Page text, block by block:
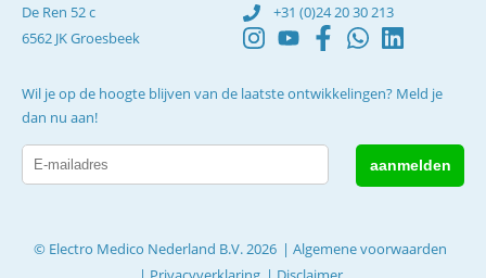
De Ren 52 c
6562 JK Groesbeek
+31 (0)24 20 30 213
Wil je op de hoogte blijven van de laatste ontwikkelingen? Meld je
dan nu aan!
© Electro Medico Nederland B.V. 2026
Algemene voorwaarden